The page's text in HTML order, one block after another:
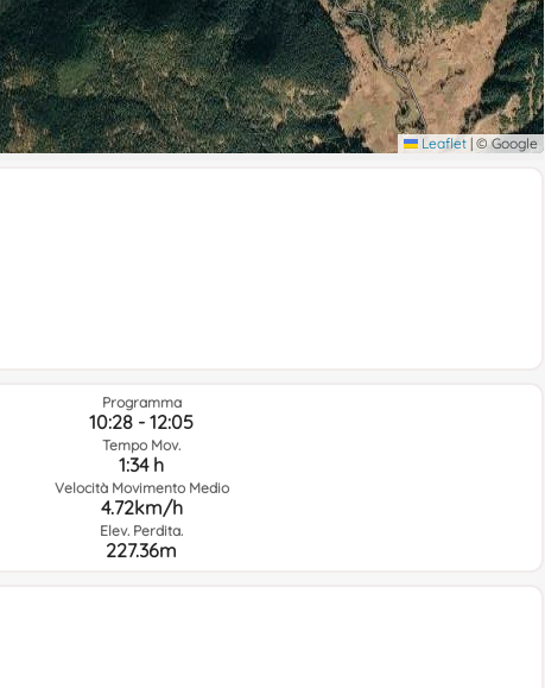
Leaflet | © Google
Programma
10:28 - 12:05
Tempo Mov.
1:34 h
Velocità Movimento Medio
4.72km/h
Elev. Perdita.
227.36m